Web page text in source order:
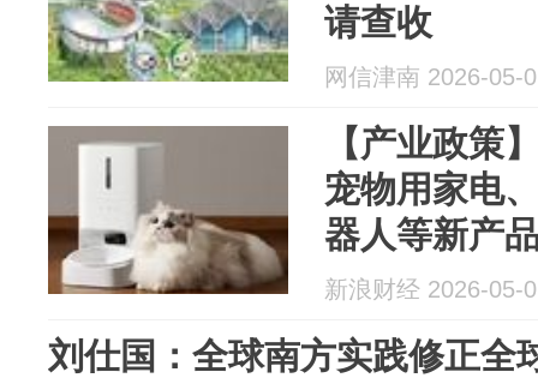
请查收
网信津南 2026-05-
【产业政策
宠物用家电
器人等新产
新浪财经 2026-05-
刘仕国：全球南方实践修正全